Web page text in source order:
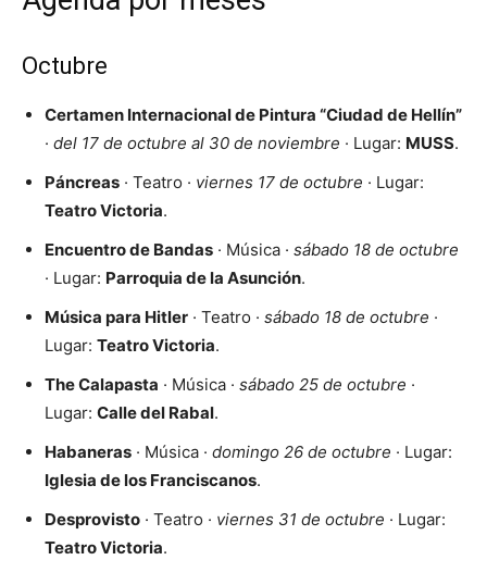
Octubre
Certamen Internacional de Pintura “Ciudad de Hellín”
· del 17 de octubre al 30 de noviembre · Lugar: MUSS.
Páncreas · Teatro · viernes 17 de octubre · Lugar:
Teatro Victoria.
Encuentro de Bandas · Música · sábado 18 de octubre
· Lugar: Parroquia de la Asunción.
Música para Hitler · Teatro · sábado 18 de octubre ·
Lugar: Teatro Victoria.
The Calapasta · Música · sábado 25 de octubre ·
Lugar: Calle del Rabal.
Habaneras · Música · domingo 26 de octubre · Lugar:
Iglesia de los Franciscanos.
Desprovisto · Teatro · viernes 31 de octubre · Lugar:
Teatro Victoria.